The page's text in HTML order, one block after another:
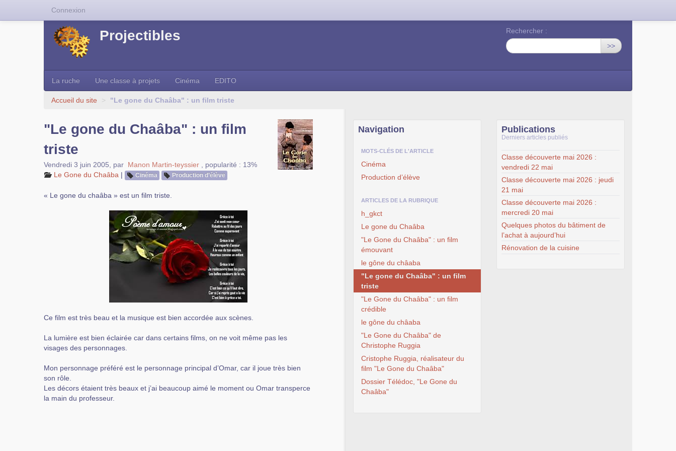
Projectibles
Rechercher :
>>
La ruche Une classe à projets Cinéma EDITO
Accueil du site > "Le gone du Chaâba" : un film triste
"Le gone du Chaâba" : un film
triste
Vendredi 3 juin 2005 par Manon Martin-teyssier
popularité : 13%
Le Gone du Chaâba | Cinéma Production d’élève
« Le gone du chaâba » est un film triste.
Ce film est très beau et la musique est bien accordée aux scènes.
La lumière est bien éclairée car dans certains films, on ne voit même pas les
visages des personnages.
Mon personnage préféré est le personnage principal d’Omar, car il joue très bien
son rôle.
Les décors étaient très beaux et j’ai beaucoup aimé le moment ou Omar transperce
la main du professeur.
Navigation
MOTS-CLÉS DE L'ARTICLE
Cinéma
Production d’élève
ARTICLES DE LA RUBRIQUE
h_gkct
Le gone du Chaâba
"Le Gone du Chaâba" : un film
émouvant
le gône du châaba
"Le gone du Chaâba" : un film
triste
"Le Gone du Chaâba" : un film
crédible
le gône du châaba
"Le Gone du Chaâba" de
Christophe Ruggia
Cristophe Ruggia, réalisateur du
film "Le Gone du Chaâba"
Dossier Télédoc, "Le Gone du
Chaâba"
Publications
Derniers articles publiés
Classe découverte mai 2026 :
vendredi 22 mai
Classe découverte mai 2026 : jeudi
21 mai
Classe découverte mai 2026 :
mercredi 20 mai
Quelques photos du bâtiment de
l’achat à aujourd’hui
Rénovation de la cuisine
Connexion